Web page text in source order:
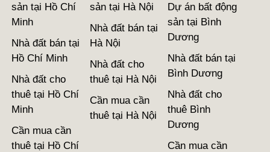
sản tại Hồ Chí
Minh
Nhà đất bán tại
Hồ Chí Minh
Nhà đất cho
thuê tại Hồ Chí
Minh
Cần mua cần
thuê tại Hồ Chí
sản tại Hà Nội
Nhà đất bán tại
Hà Nội
Nhà đất cho
thuê tại Hà Nội
Cần mua cần
thuê tại Hà Nội
Dự án bất động
sản tại Bình
Dương
Nhà đất bán tại
Bình Dương
Nhà đất cho
thuê Bình
Dương
Cần mua cần